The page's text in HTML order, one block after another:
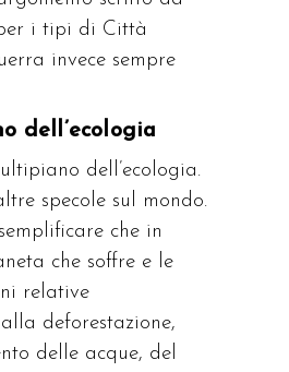
i tipi di Città
invece sempre
dell’ecologia
dell’ecologia.
specole sul mondo.
che in
che soffre e le
relative
deforestazione,
delle acque, del